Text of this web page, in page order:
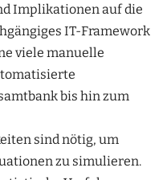
Implikationen auf die
IT-Framework
viele manuelle
bis hin zum
sind nötig, um
zu simulieren.